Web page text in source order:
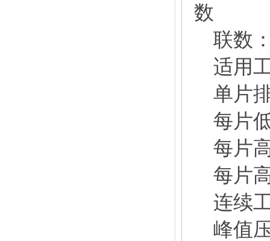
数
联数
适用
单片
每片
每片
每片
连续
峰值